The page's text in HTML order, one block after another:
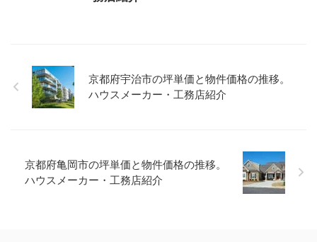
京都府宇治市の坪単価と物件価格の推移。
ハウスメーカー・工務店紹介
京都府亀岡市の坪単価と物件価格の推移。
ハウスメーカー・工務店紹介